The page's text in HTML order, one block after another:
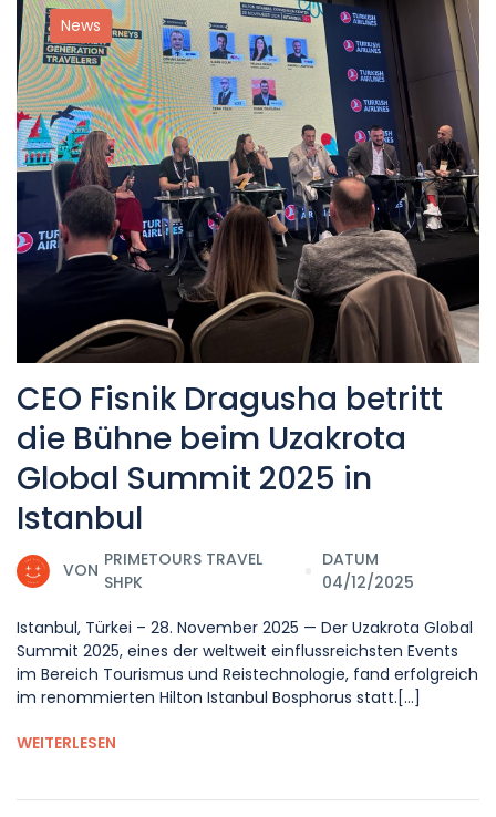
News
CEO Fisnik Dragusha betritt
die Bühne beim Uzakrota
Global Summit 2025 in
Istanbul
VON
PRIMETOURS TRAVEL
SHPK
DATUM
04/12/2025
Istanbul, Türkei – 28. November 2025 — Der Uzakrota Global
Summit 2025, eines der weltweit einflussreichsten Events
im Bereich Tourismus und Reistechnologie, fand erfolgreich
im renommierten Hilton Istanbul Bosphorus statt.[...]
WEITERLESEN